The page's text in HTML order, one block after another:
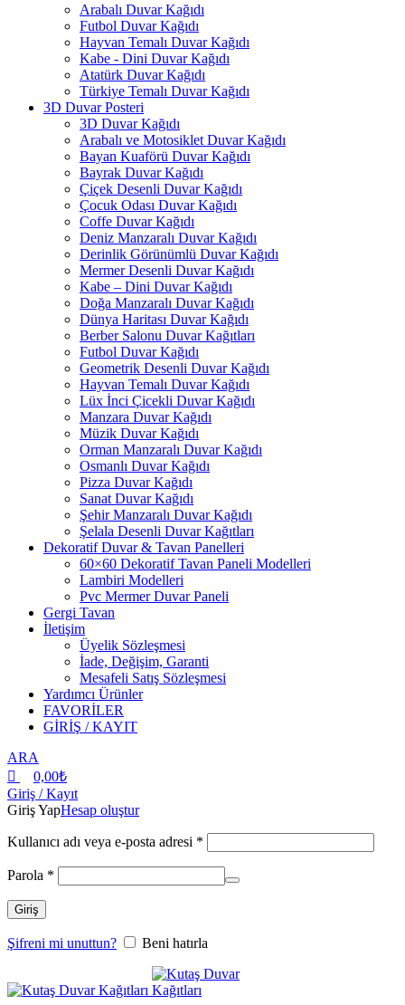
Arabalı Duvar Kağıdı
Futbol Duvar Kağıdı
Hayvan Temalı Duvar Kağıdı
Kabe - Dini Duvar Kağıdı
Atatürk Duvar Kağıdı
Türkiye Temalı Duvar Kağıdı
3D Duvar Posteri
3D Duvar Kağıdı
Arabalı ve Motosiklet Duvar Kağıdı
Bayan Kuaförü Duvar Kağıdı
Bayrak Duvar Kağıdı
Çiçek Desenli Duvar Kağıdı
Çocuk Odası Duvar Kağıdı
Coffe Duvar Kağıdı
Deniz Manzaralı Duvar Kağıdı
Derinlik Görünümlü Duvar Kağıdı
Mermer Desenli Duvar Kağıdı
Kabe – Dini Duvar Kağıdı
Doğa Manzaralı Duvar Kağıdı
Dünya Haritası Duvar Kağıdı
Berber Salonu Duvar Kağıtları
Futbol Duvar Kağıdı
Geometrik Desenli Duvar Kağıdı
Hayvan Temalı Duvar Kağıdı
Lüx İnci Çicekli Duvar Kağıdı
Manzara Duvar Kağıdı
Müzik Duvar Kağıdı
Orman Manzaralı Duvar Kağıdı
Osmanlı Duvar Kağıdı
Pizza Duvar Kağıdı
Sanat Duvar Kağıdı
Şehir Manzaralı Duvar Kağıdı
Şelala Desenli Duvar Kağıtları
Dekoratif Duvar & Tavan Panelleri
60×60 Dekoratif Tavan Paneli Modelleri
Lambiri Modelleri
Pvc Mermer Duvar Paneli
Gergi Tavan
İletişim
Üyelik Sözleşmesi
İade, Değişim, Garanti
Mesafeli Satış Sözleşmesi
Yardımcı Ürünler
FAVORİLER
GİRİŞ / KAYIT
ARA
0,00₺
Giriş / Kayıt
Giriş YapHesap oluştur
Kullanıcı adı veya e-posta adresi *
Parola *
Giriş
Şifreni mi unuttun? Beni hatırla